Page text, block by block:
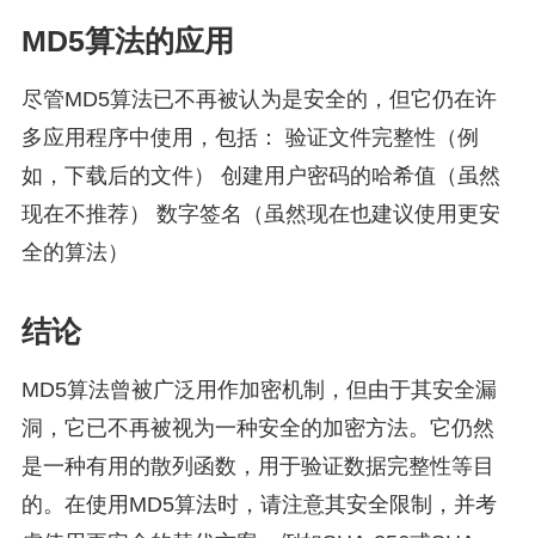
MD5算法的应用
尽管MD5算法已不再被认为是安全的，但它仍在许
多应用程序中使用，包括： 验证文件完整性（例
如，下载后的文件） 创建用户密码的哈希值（虽然
现在不推荐） 数字签名（虽然现在也建议使用更安
全的算法）
结论
MD5算法曾被广泛用作加密机制，但由于其安全漏
洞，它已不再被视为一种安全的加密方法。它仍然
是一种有用的散列函数，用于验证数据完整性等目
的。在使用MD5算法时，请注意其安全限制，并考